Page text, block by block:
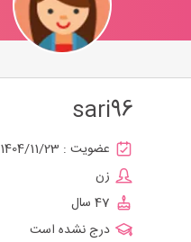
sari96
عضویت : 1404/11/23
زن
47 سال
درج نشده است